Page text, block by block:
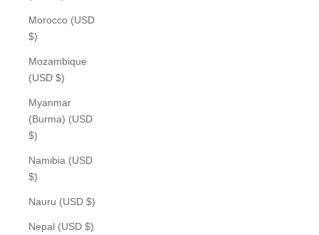
Morocco (USD
$)
Mozambique
(USD $)
Myanmar
(Burma) (USD
$)
Namibia (USD
$)
Nauru (USD $)
Nepal (USD $)